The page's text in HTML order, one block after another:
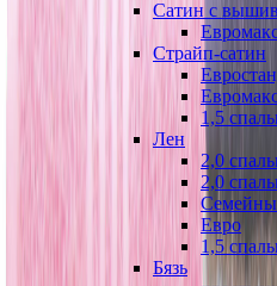
Сатин с
Страйп-сатин
1,5
Лен
2,0
2,0
Евро
1,5
Бязь